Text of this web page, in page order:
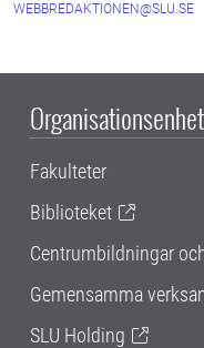
WEBBREDAKTIONEN@SLU.SE
Fakulteter
Biblioteket
Centrumbildningar
Gemensamma
SLU Holding